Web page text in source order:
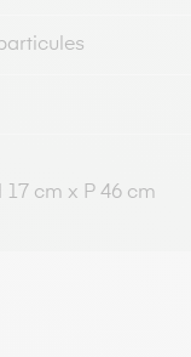
17 cm x P 46 cm